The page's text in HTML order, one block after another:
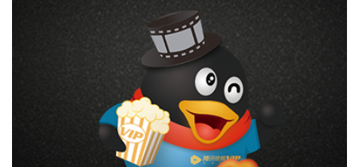
观影:猫眼、淘票票、中影票务通、咪咕影院
娱乐：全国景点门票、演唱会、话剧、体育赛事门票